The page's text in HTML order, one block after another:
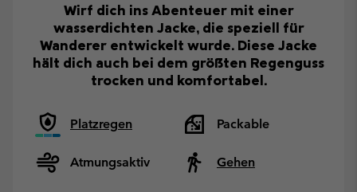
Wirf dich ins Abenteuer mit einer
wasserdichten Jacke, die speziell für
Wanderer entwickelt wurde. Diese Jacke
hält dich auch bei dem größten Regenguss
trocken und komfortabel.
Platzregen Packable
Atmungsaktiv Gehen